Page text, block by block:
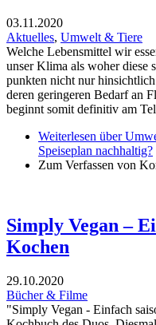
03.11.2020
Aktuelles, Umwelt & Tiere
Welche Lebensmittel wir
unser Klima als woher diese
punkten nicht nur
deren geringeren Bedarf an
beginnt somit definitiv am
Weiterlesen über
Speiseplan nachhaltig?
Zum Verfassen von
Simply Vegan –
Kochen
29.10.2020
Bücher & Filme
"Simply Vegan - Einfach